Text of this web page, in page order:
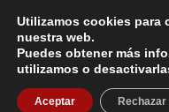
Inicio Etiquetas Caseta
Etiqueta:
Utilizamos cookies para
nuestra web.
Puedes obtener más
utilizamos o
Aceptar Rechazar